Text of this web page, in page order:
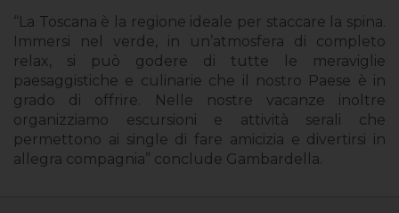
“La Toscana è la regione ideale per staccare la spina.
Immersi nel verde, in un’atmosfera di completo
relax, si può godere di tutte le meraviglie
paesaggistiche e culinarie che il nostro Paese è in
grado di offrire. Nelle nostre vacanze inoltre
organizziamo escursioni e attività serali che
permettono ai single di fare amicizia e divertirsi in
allegra compagnia” conclude Gambardella.